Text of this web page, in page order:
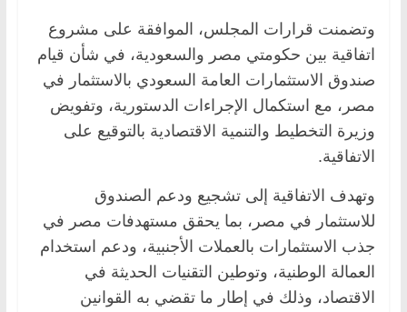
‏وتضمنت قرارات المجلس، الموافقة على مشروع
اتفاقية بين حكومتي مصر و‏السعودية، في شأن قيام
صندوق الاستثمارات العامة السعودي بالاستثمار في
مصر، مع استكمال ‏الإجراءات الدستورية، وتفويض
وزيرة التخطيط والتنمية الاقتصادية بالتوقيع على
الاتفاقية.‏
وتهدف الاتفاقية إلى تشجيع ودعم الصندوق
للاستثمار في مصر، بما يحقق مستهدفات مصر في
جذب ‏الاستثمارات بالعملات الأجنبية، ودعم استخدام
العمالة الوطنية، وتوطين التقنيات الحديثة في
الاقتصاد، ‏وذلك في إطار ما تقضي به القوانين